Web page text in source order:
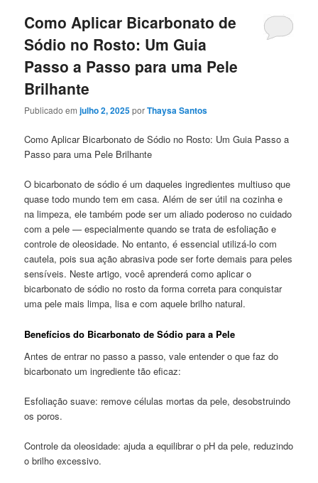
Como Aplicar Bicarbonato de
Sódio no Rosto: Um Guia
Passo a Passo para uma Pele
Brilhante
Publicado emjulho 2, 2025porThaysa Santos
Como Aplicar Bicarbonato de Sódio no Rosto: Um Guia Passo a
Passo para uma Pele Brilhante
O bicarbonato de sódio é um daqueles ingredientes multiuso que
quase todo mundo tem em casa. Além de ser útil na cozinha e
na limpeza, ele também pode ser um aliado poderoso no cuidado
com a pele — especialmente quando se trata de esfoliação e
controle de oleosidade. No entanto, é essencial utilizá-lo com
cautela, pois sua ação abrasiva pode ser forte demais para peles
sensíveis. Neste artigo, você aprenderá como aplicar o
bicarbonato de sódio no rosto da forma correta para conquistar
uma pele mais limpa, lisa e com aquele brilho natural.
Benefícios do Bicarbonato de Sódio para a Pele
Antes de entrar no passo a passo, vale entender o que faz do
bicarbonato um ingrediente tão eficaz:
Esfoliação suave: remove células mortas da pele, desobstruindo
os poros.
Controle da oleosidade: ajuda a equilibrar o pH da pele, reduzindo
o brilho excessivo.